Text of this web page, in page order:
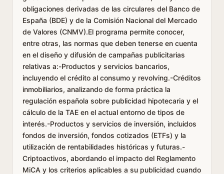
obligaciones derivadas de las circulares del Banco de
España (BDE) y de la Comisión Nacional del Mercado
de Valores (CNMV).El programa permite conocer,
entre otras, las normas que deben tenerse en cuenta
en el diseño y difusión de campañas publicitarias
relativas a:-Productos y servicios bancarios,
incluyendo el crédito al consumo y revolving.-Créditos
inmobiliarios, analizando de forma práctica la
regulación española sobre publicidad hipotecaria y el
cálculo de la TAE en el actual entorno de tipos de
interés.-Productos y servicios de inversión, incluidos
fondos de inversión, fondos cotizados (ETFs) y la
utilización de rentabilidades históricas y futuras.-
Criptoactivos, abordando el impacto del Reglamento
MiCA y los criterios aplicables a su publicidad cuando